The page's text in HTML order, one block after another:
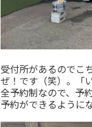
受付所があるのでこ
ぜ！です（笑）。「
全予約制なので、予
予約ができるように